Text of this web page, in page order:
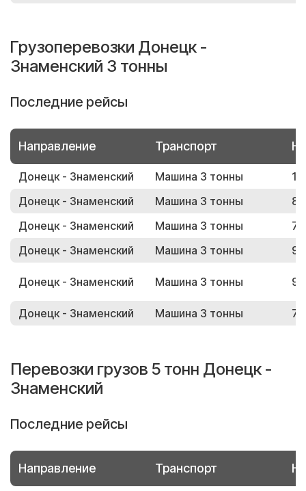
Грузоперевозки Донецк -
Знаменский 3 тонны
Последние рейсы
Направление Транспорт
Донецк - Знаменский Машина 3 тонны
Донецк - Знаменский
Машина 3 тонны
Донецк - Знаменский
Машина 3 тонны
Донецк - Знаменский
Машина 3 тонны
Донецк - Знаменский Машина 3 тонны
Донецк - Знаменский Машина 3 тонны
Перевозки грузов 5 тонн Донецк -
Знаменский
Последние рейсы
Направление Транспорт